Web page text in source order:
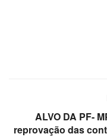
ALVO DA PF-
reprovação das